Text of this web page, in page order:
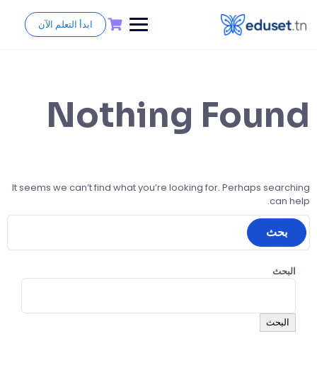
ابدأ التعلم الآن
Nothing Found
It seems we can’t find what you’re looking for. Perhaps searching
can help.
البحث
البحث